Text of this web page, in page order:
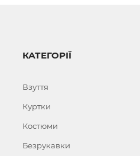
КАТЕГОРІЇ
Взуття
Куртки
Костюми
Безрукавки